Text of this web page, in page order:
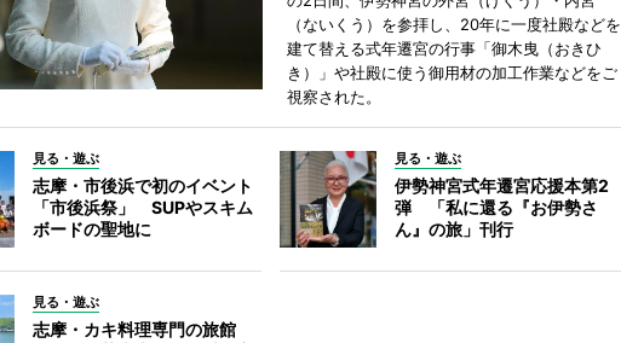
（ないくう）を参拝し、20年に一度社殿などを
建て替える式年遷宮の行事「御木曳（おきひ
き）」や社殿に使う御用材の加工作業などをご
視察された。
見る・遊ぶ
志摩・市後浜で初のイベント
「市後浜祭」 SUPやスキム
ボードの聖地に
見る・遊ぶ
伊勢神宮式年遷宮応援本第2
弾 「私に還る『お伊勢さ
ん』の旅」刊行
見る・遊ぶ
志摩・カキ料理専門の旅館